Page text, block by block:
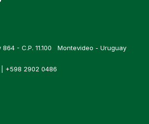
864 - C.P. 11.100 Montevideo - Uruguay
+598 2902 0486